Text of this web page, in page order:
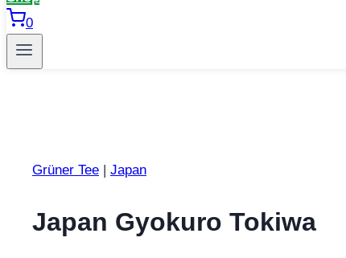
0
Grüner Tee Japan
Japan Gyokuro Tokiwa